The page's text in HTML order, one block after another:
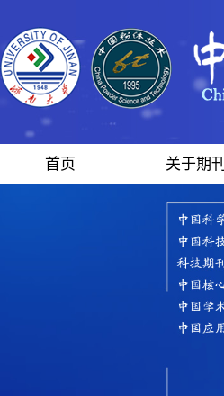
首页 关于期刊